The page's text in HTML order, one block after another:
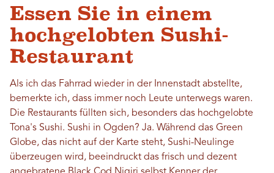
Essen Sie in einem
hochgelobten Sushi-
Restaurant
Als ich das Fahrrad wieder in der Innenstadt abstellte,
bemerkte ich, dass immer noch Leute unterwegs waren.
Die Restaurants füllten sich, besonders das hochgelobte
Tona's Sushi. Sushi in Ogden? Ja. Während das Green
Globe, das nicht auf der Karte steht, Sushi-Neulinge
überzeugen wird, beeindruckt das frisch und dezent